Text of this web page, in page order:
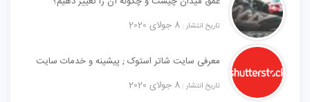
تاریخ انتشار : 8 جولای 2020
معرفی سایت شاتر استوک ; پیشینه و خدمات سایت
تاریخ انتشار : 8 جولای 2020